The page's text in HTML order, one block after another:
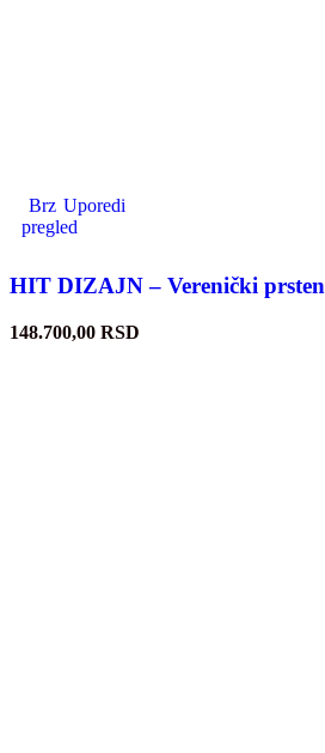
Brz
pregled
Uporedi
HIT DIZAJN – Verenički prsten
148.700,00 RSD